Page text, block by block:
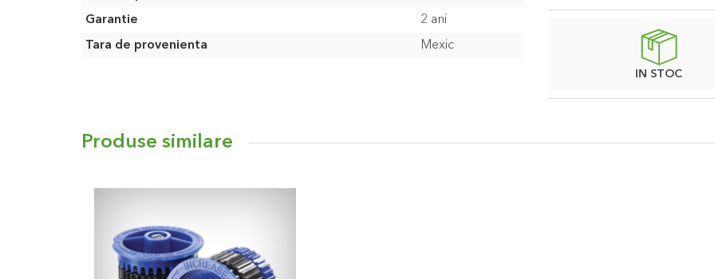
IN STOC
Garantie
2 ani
Tara de provenienta
Mexic
Produse similare